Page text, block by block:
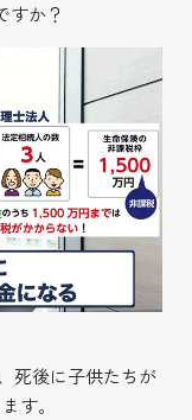
すか？
死後に子供たちが
す。